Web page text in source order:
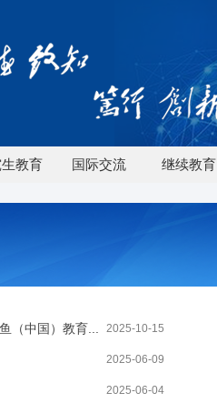
教育 国际交流 继续教育
（中国）教育... 2025-10-15
2025-06-09
2025-06-04